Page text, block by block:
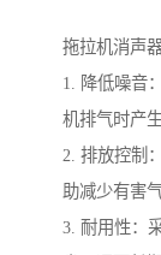
拖拉机消声
1. 降低噪音
机排气时产
2. 排放控制
助减少有害
3. 耐用性：